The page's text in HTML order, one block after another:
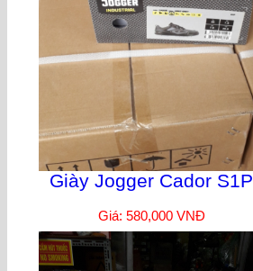
Giày Jogger Cador S1P
Giá: 580,000 VNĐ